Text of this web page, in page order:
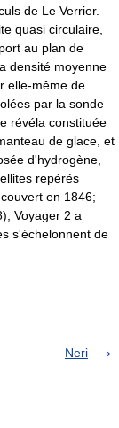
de Le Verrier.
quasi circulaire,
au plan de
densité moyenne
elle-même de
par la sonde
révéla constituée
de glace, et
d'hydrogène,
repérés
en 1846;
Voyager 2 a
s'échelonnent de
Neri